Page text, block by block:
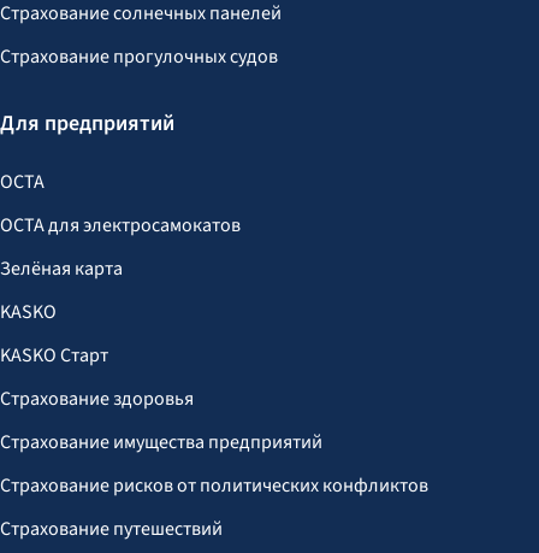
Страхование солнечных панелей
Страхование прогулочных судов
Для предприятий
OCTA
OCTA для электросамокатов
Зелёная карта
KASKO
KASKO Старт
Страхование здоровья
Страхование имущества предприятий
Страхование рисков от политических конфликтов
Страхование путешествий